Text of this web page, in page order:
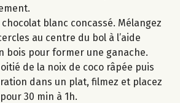
blanc concassé. Mélangez
au centre du bol à l’aide
bois pour former une ganache.
de la noix de coco râpée puis
dans un plat, filmez et placez
30 min à 1h.